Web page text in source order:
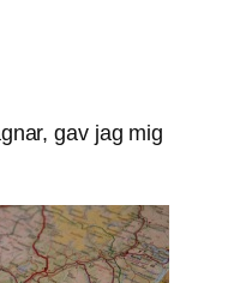
gav jag mig